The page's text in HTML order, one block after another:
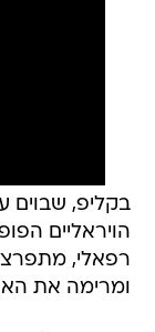
בקליפ, שבוים
הויראליים
רפאלי,
ומרימה את